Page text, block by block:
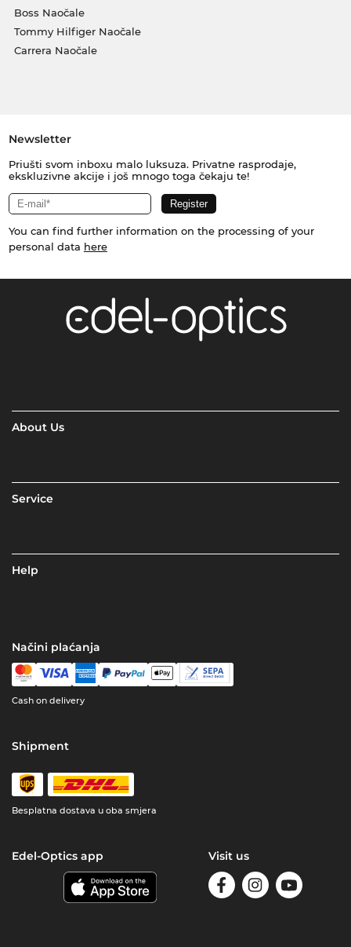
Boss Naočale
Tommy Hilfiger Naočale
Carrera Naočale
Newsletter
Priušti svom inboxu malo luksuza. Privatne rasprodaje,
ekskluzivne akcije i još mnogo toga čekaju te!
You can find further information on the processing of your
personal data here
About Us
Service
Help
Načini plaćanja
Cash on delivery
Shipment
Besplatna dostava u oba smjera
Edel-Optics app Visit us